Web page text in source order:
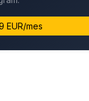
EUR/mes